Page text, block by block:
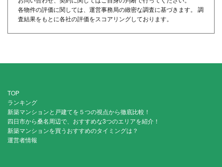
各物件の評価に関しては、運営事務局の緻密な調査に基づきます。 調
査結果をもとに各社の評価をスコアリングしております。
TOP
ランキング
新築マンションと戸建てを５つの視点から徹底比較！
四日市から桑名周辺で、おすすめな3つのエリアを紹介！
新築マンションを買うおすすめのタイミングは？
運営者情報